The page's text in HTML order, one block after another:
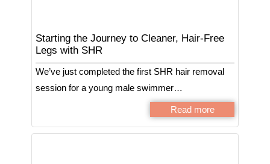
Starting the Journey to Cleaner, Hair-Free
Legs with SHR
We’ve just completed the first SHR hair removal
session for a young male swimmer…
Read more